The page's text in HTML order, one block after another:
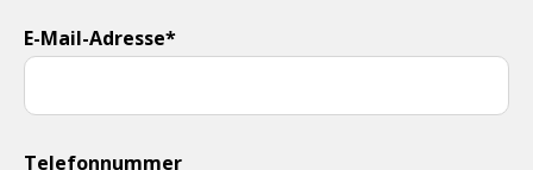
E-Mail-Adresse*
Telefonnummer